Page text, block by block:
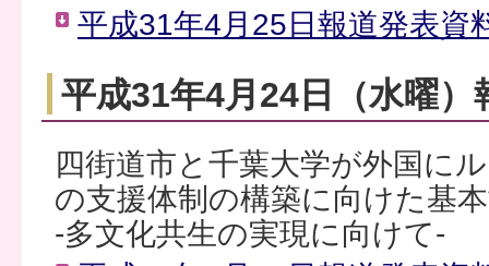
平成31年4月25日報道発表資
平成31年4月24日（水曜）
四街道市と千葉大学が外国に
の支援体制の構築に向けた基
-多文化共生の実現に向けて-